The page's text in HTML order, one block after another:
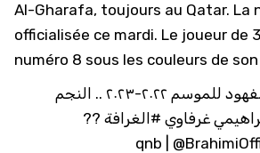
Al-Gharafa, toujours au Qatar. La
officialisée ce mardi. Le joueur de
numéro 8 sous les couleurs de
? في أولى صفقات الفهود للموسم ٢٠٢٢-٢٠٢٣ .. النجم
غرفاوي #الغرافة ??